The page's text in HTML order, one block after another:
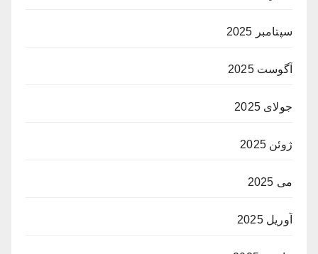
سپتامبر 2025
آگوست 2025
جولای 2025
ژوئن 2025
می 2025
آوریل 2025